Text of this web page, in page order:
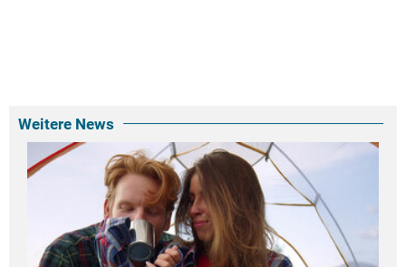
Weitere News